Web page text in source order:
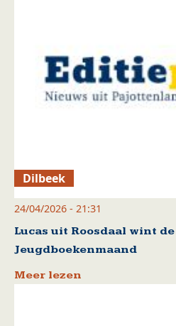
Dilbeek
24/04/2026 - 21:31
Lucas uit Roosdaal wint
Jeugdboekenmaand
Meer lezen